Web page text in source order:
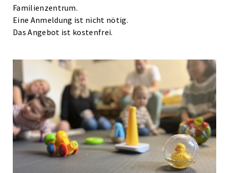
Familienzentrum.
Eine Anmeldung ist nicht nötig.
Das Angebot ist kostenfrei.